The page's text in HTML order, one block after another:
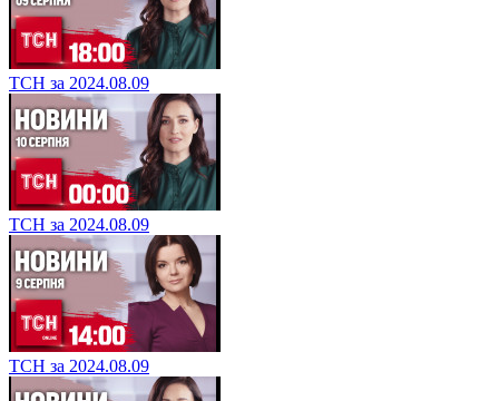
ТСН за 2024.08.09
ТСН за 2024.08.09
ТСН за 2024.08.09